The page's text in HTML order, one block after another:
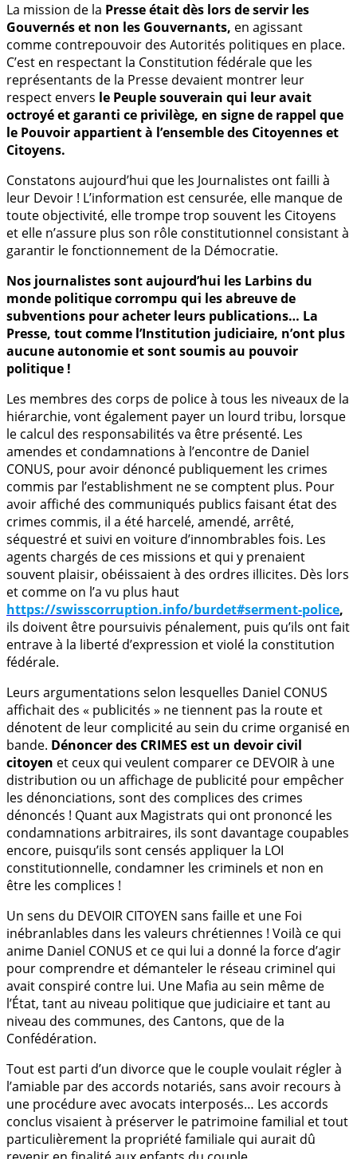
La mission de la Presse était dès lors de servir les
Gouvernés et non les Gouvernants, en agissant
comme contrepouvoir des Autorités politiques en place.
C’est en respectant la Constitution fédérale que les
représentants de la Presse devaient montrer leur
respect envers le Peuple souverain qui leur avait
octroyé et garanti ce privilège, en signe de rappel que
le Pouvoir appartient à l’ensemble des Citoyennes et
Citoyens.
Constatons aujourd’hui que les Journalistes ont failli à
leur Devoir ! L’information est censurée, elle manque de
toute objectivité, elle trompe trop souvent les Citoyens
et elle n’assure plus son rôle constitutionnel consistant à
garantir le fonctionnement de la Démocratie.
Nos journalistes sont aujourd’hui les Larbins du
monde politique corrompu qui les abreuve de
subventions pour acheter leurs publications… La
Presse, tout comme l’Institution judiciaire, n’ont plus
aucune autonomie et sont soumis au pouvoir
politique !
Les membres des corps de police à tous les niveaux de la
hiérarchie, vont également payer un lourd tribu, lorsque
le calcul des responsabilités va être présenté. Les
amendes et condamnations à l’encontre de Daniel
CONUS, pour avoir dénoncé publiquement les crimes
commis par l’establishment ne se comptent plus. Pour
avoir affiché des communiqués publics faisant état des
crimes commis, il a été harcelé, amendé, arrêté,
séquestré et suivi en voiture d’innombrables fois. Les
agents chargés de ces missions et qui y prenaient
souvent plaisir, obéissaient à des ordres illicites. Dès lors
et comme on l’a vu plus haut
https://swisscorruption.info/burdet#serment-police,
ils doivent être poursuivis pénalement, puis qu’ils ont fait
entrave à la liberté d’expression et violé la constitution
fédérale.
Leurs argumentations selon lesquelles Daniel CONUS
affichait des « publicités » ne tiennent pas la route et
dénotent de leur complicité au sein du crime organisé en
bande. Dénoncer des CRIMES est un devoir civil
citoyen et ceux qui veulent comparer ce DEVOIR à une
distribution ou un affichage de publicité pour empêcher
les dénonciations, sont des complices des crimes
dénoncés ! Quant aux Magistrats qui ont prononcé les
condamnations arbitraires, ils sont davantage coupables
encore, puisqu’ils sont censés appliquer la LOI
constitutionnelle, condamner les criminels et non en
être les complices !
Un sens du DEVOIR CITOYEN sans faille et une Foi
inébranlables dans les valeurs chrétiennes ! Voilà ce qui
anime Daniel CONUS et ce qui lui a donné la force d’agir
pour comprendre et démanteler le réseau criminel qui
avait conspiré contre lui. Une Mafia au sein même de
l’État, tant au niveau politique que judiciaire et tant au
niveau des communes, des Cantons, que de la
Confédération.
Tout est parti d’un divorce que le couple voulait régler à
l’amiable par des accords notariés, sans avoir recours à
une procédure avec avocats interposés… Les accords
conclus visaient à préserver le patrimoine familial et tout
particulièrement la propriété familiale qui aurait dû